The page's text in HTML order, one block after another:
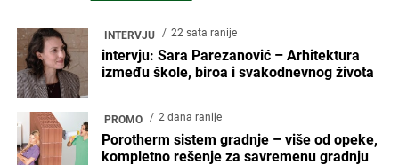
INTERVJU 22 sata ranije
intervju: Sara Parezanović – Arhitektura
između škole, biroa i svakodnevnog života
PROMO 2 dana ranije
Porotherm sistem gradnje – više od opeke,
kompletno rešenje za savremenu gradnju